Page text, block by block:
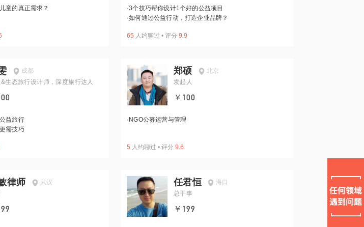
童的真正需求？ ·3个技巧帮你设计1个好的公益项目
·如何通过公益行动，打造企业品牌？
65 人约聊过 • 评分 9.9
成都
生态旅行设计师，深度旅行达人
益旅行
需技巧
郑硕
北京
发起人
￥100
· NGO公募运营与管理
5 人约聊过 • 评分 9.6
律师
武汉
任君恒
海口
总干事
￥199